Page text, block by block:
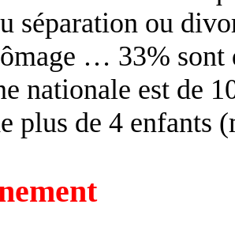
séparation ou
… 33% sont
nationale est de
plus de 4 enfants